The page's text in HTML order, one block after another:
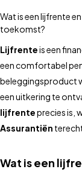
Wat is een lijfrente
toekomst?
Lijfrenteis een
een comfortabel
beleggingsproduct
een uitkering te
lijfrenteprecies is,
Assurantiën
Wat is een